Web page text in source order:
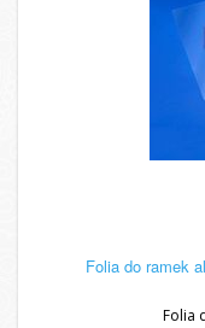
Folia do ramek
Folia